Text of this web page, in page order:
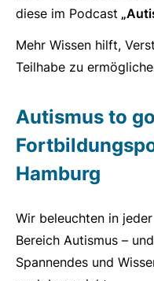
diese im Podcast
Mehr Wissen hilft,
Teilhabe zu
Autismus to
Hamburg
Wir beleuchten in
Bereich Autismus –
Spannendes und